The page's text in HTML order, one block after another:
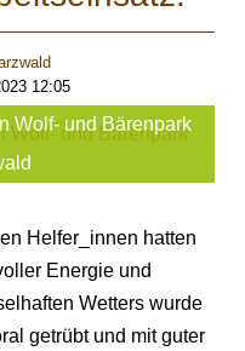
12:05
Wolf- und Bärenpark
Helfer_innen hatten
Energie und
Wetters wurde
getrübt und mit guter